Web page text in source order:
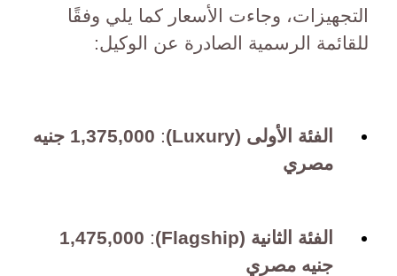
التجهيزات، وجاءت الأسعار كما يلي وفقًا
للقائمة الرسمية الصادرة عن الوكيل:
الفئة الأولى (Luxury) :
1,375,000 جنيه
مصري
الفئة الثانية (Flagship) :
1,475,000
جنيه مصري